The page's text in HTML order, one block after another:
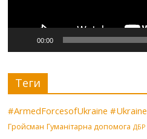
00:00
Теги
#ArmedForcesofUkraine #Ukraine
Гройсман Гуманітарна допомога ДБР